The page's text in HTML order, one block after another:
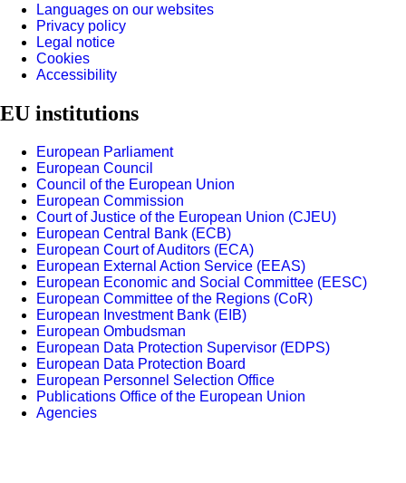
Languages on our websites
Privacy policy
Legal notice
Cookies
Accessibility
EU institutions
European Parliament
European Council
Council of the European Union
European Commission
Court of Justice of the European Union (CJEU)
European Central Bank (ECB)
European Court of Auditors (ECA)
European External Action Service (EEAS)
European Economic and Social Committee (EESC)
European Committee of the Regions (CoR)
European Investment Bank (EIB)
European Ombudsman
European Data Protection Supervisor (EDPS)
European Data Protection Board
European Personnel Selection Office
Publications Office of the European Union
Agencies